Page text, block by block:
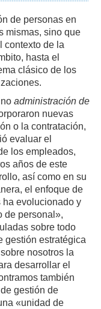
de personas en
mismas, sino que
contexto de la
hasta el
clásico de los
administración de
nuevas
o la contratación,
evaluar el
los empleados,
años de este
así como en su
el enfoque de
ha evolucionado y
de personal»,
sobre todo
gestión estratégica
nosotros la
desarrollar el
también
gestión de
«unidad de